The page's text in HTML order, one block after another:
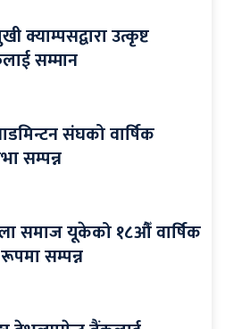
क्याम्पसद्वारा उत्कृष्ट
सम्मान
संघको वार्षिक
सम्पन्न
समाज यूकेको १८औँ वार्षिक
सम्पन्न